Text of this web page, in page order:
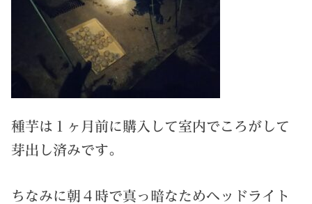
種芋は１ヶ月前に購入して室内でころがして
芽出し済みです。
ちなみに朝４時で真っ暗なためヘッドライト